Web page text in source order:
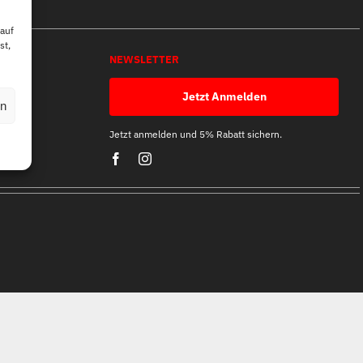
NEWSLETTER
Jetzt Anmelden
Jetzt anmelden und 5% Rabatt sichern.